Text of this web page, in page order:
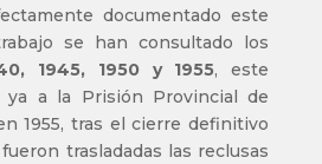
documentado este
se han consultado los
1945, 1950 y 1955, este
ya a la Prisión Provincial de
1955, tras el cierre definitivo
fueron trasladadas las reclusas